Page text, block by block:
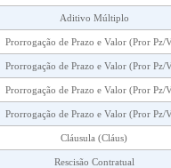
Aditivo Múltiplo
Prorrogação de Prazo e Valor (Pror Pz/
Prorrogação de Prazo e Valor (Pror Pz/
Prorrogação de Prazo e Valor (Pror Pz/
Prorrogação de Prazo e Valor (Pror Pz/
Cláusula (Cláus)
Rescisão Contratual